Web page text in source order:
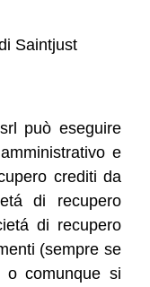
Saintjust
può eseguire
e
crediti da
di recupero
di recupero
(sempre se
comunque si